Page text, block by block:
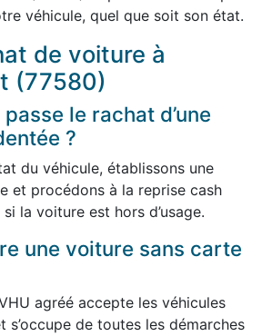
véhicule, quel que soit son état.
de voiture à
(77580)
le rachat d’une
?
du véhicule, établissons une
et procédons à la reprise cash
la voiture est hors d’usage.
une voiture sans carte
agréé accepte les véhicules
s’occupe de toutes les démarches